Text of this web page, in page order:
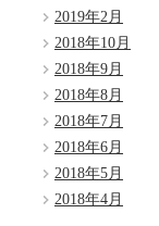
2019年2月
2018年10月
2018年9月
2018年8月
2018年7月
2018年6月
2018年5月
2018年4月